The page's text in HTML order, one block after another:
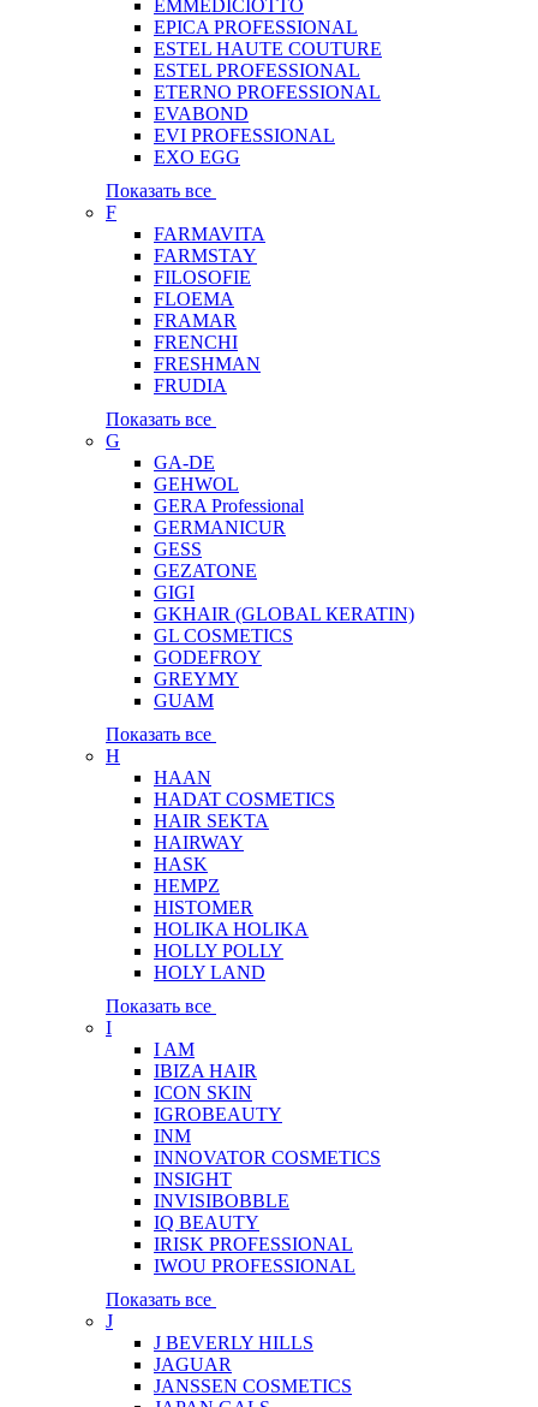
EMMEDICIOTTO
EPICA PROFESSIONAL
ESTEL HAUTE COUTURE
ESTEL PROFESSIONAL
ETERNO PROFESSIONAL
EVABOND
EVI PROFESSIONAL
EXO EGG
Показать все
F
FARMAVITA
FARMSTAY
FILOSOFIE
FLOEMA
FRAMAR
FRENCHI
FRESHMAN
FRUDIA
Показать все
G
GA-DE
GEHWOL
GERA Professional
GERMANICUR
GESS
GEZATONE
GIGI
GKHAIR (GLOBAL КЕRATIN)
GL COSMETICS
GODEFROY
GREYMY
GUAM
Показать все
H
HAAN
HADAT COSMETICS
HAIR SEKTA
HAIRWAY
HASK
HEMPZ
HISTOMER
HOLIKA HOLIKA
HOLLY POLLY
HOLY LAND
Показать все
I
I AM
IBIZA HAIR
ICON SKIN
IGROBEAUTY
INM
INNOVATOR COSMETICS
INSIGHT
INVISIBOBBLE
IQ BEAUTY
IRISK PROFESSIONAL
IWOU PROFESSIONAL
Показать все
J
J BEVERLY HILLS
JAGUAR
JANSSEN COSMETICS